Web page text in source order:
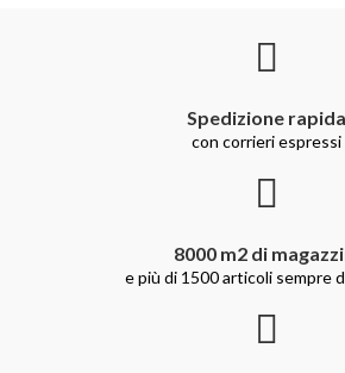
Spedizione rapida
con corrieri espressi
8000 m2 di
e più di 1500 articoli sempre